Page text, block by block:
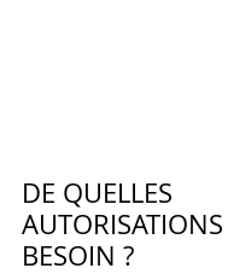
DE QUELLES
AUTORISATIONS
BESOIN ?